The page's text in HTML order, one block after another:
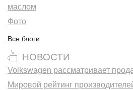
маслом
Фото
Все блоги
НОВОСТИ
Volkswagen рассматривает
Мировой рейтинг